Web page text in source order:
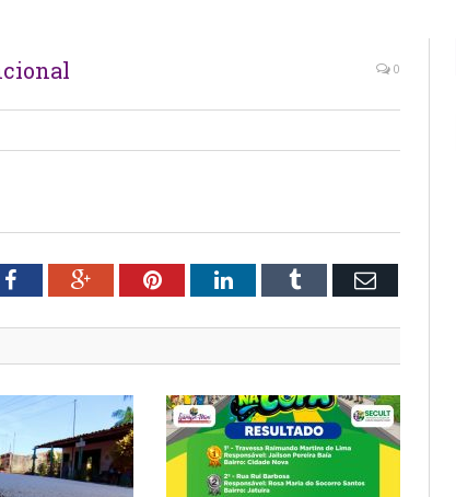
0
FacebookGoogle+PinterestLinkedInTumblr Email